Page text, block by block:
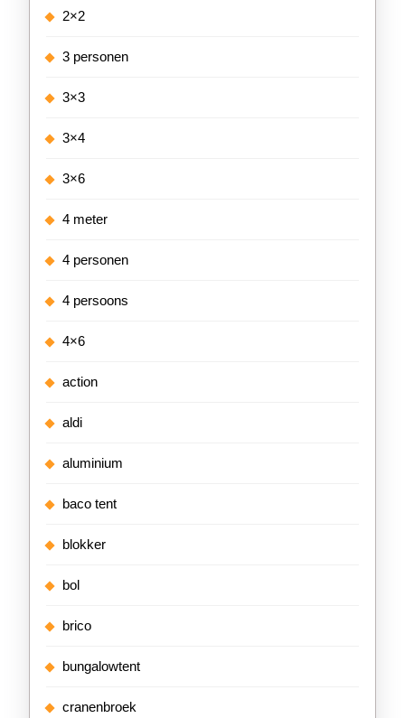
2×2
3 personen
3×3
3×4
3×6
4 meter
4 personen
4 persoons
4×6
action
aldi
aluminium
baco tent
blokker
bol
brico
bungalowtent
cranenbroek